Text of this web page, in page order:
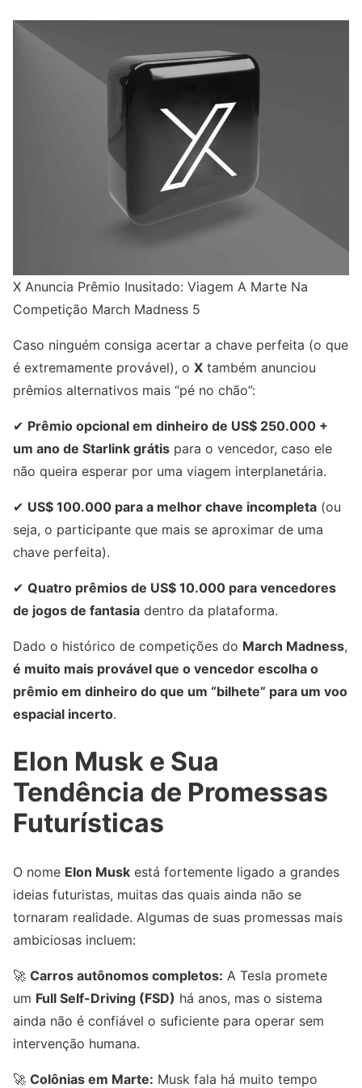
X Anuncia Prêmio Inusitado: Viagem A Marte Na
Competição March Madness 5
Caso ninguém consiga acertar a chave perfeita (o que
é extremamente provável), o X também anunciou
prêmios alternativos mais “pé no chão”:
✔ Prêmio opcional em dinheiro de US$ 250.000 +
um ano de Starlink grátis para o vencedor, caso ele
não queira esperar por uma viagem interplanetária.
✔ US$ 100.000 para a melhor chave incompleta (ou
seja, o participante que mais se aproximar de uma
chave perfeita).
✔ Quatro prêmios de US$ 10.000 para vencedores
de jogos de fantasia dentro da plataforma.
Dado o histórico de competições do March Madness,
é muito mais provável que o vencedor escolha o
prêmio em dinheiro do que um “bilhete” para um voo
espacial incerto.
Elon Musk e Sua
Tendência de Promessas
Futurísticas
O nome Elon Musk está fortemente ligado a grandes
ideias futuristas, muitas das quais ainda não se
tornaram realidade. Algumas de suas promessas mais
ambiciosas incluem:
🚀 Carros autônomos completos: A Tesla promete
um Full Self-Driving (FSD) há anos, mas o sistema
ainda não é confiável o suficiente para operar sem
intervenção humana.
🚀 Colônias em Marte: Musk fala há muito tempo